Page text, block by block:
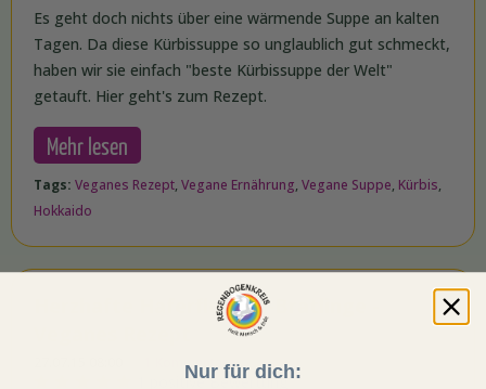
Es geht doch nichts über eine wärmende Suppe an kalten
Tagen. Da diese Kürbissuppe so unglaublich gut schmeckt,
haben wir sie einfach "beste Kürbissuppe der Welt"
getauft. Hier geht's zum Rezept.
Mehr lesen
Tags: Veganes Rezept, Vegane Ernährung, Vegane Suppe, Kürbis,
Hokkaido
Herzhafte Haferflocken-Bratlinge -
1 Kommentare
1 positive Bewertung
Nur für dich: